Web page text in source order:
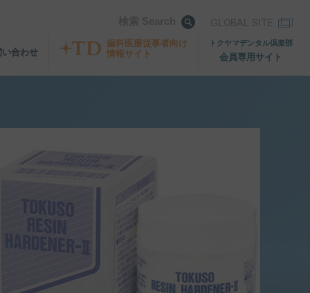
合わせ
歯科医療従事者向け
情報サイト
トクヤマデンタル倶楽部
会員専用サイト